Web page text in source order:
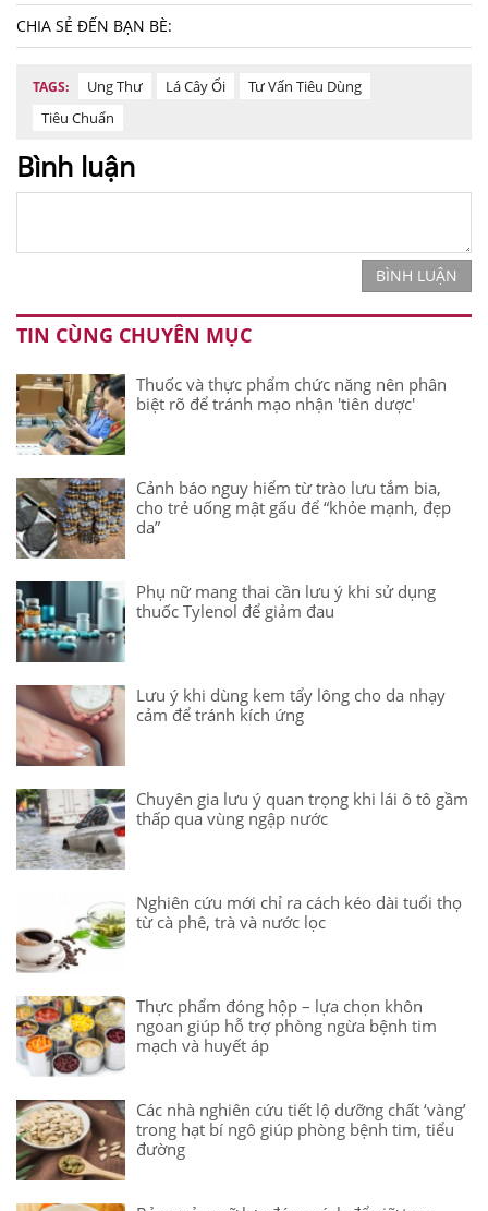
CHIA SẺ ĐẾN BẠN BÈ:
TAGS: Ung Thư Lá Cây Ổi
Tư Vấn Tiêu Dùng
Tiêu Chuẩn
Bình luận
BÌNH LUẬN
TIN CÙNG CHUYÊN MỤC
Thuốc và thực phẩm chức năng nên phân
biệt rõ để tránh mạo nhận 'tiên dược'
Cảnh báo nguy hiểm từ trào lưu tắm bia,
cho trẻ uống mật gấu để “khỏe mạnh, đẹp
da”
Phụ nữ mang thai cần lưu ý khi sử dụng
thuốc Tylenol để giảm đau
Lưu ý khi dùng kem tẩy lông cho da nhạy
cảm để tránh kích ứng
Chuyên gia lưu ý quan trọng khi lái ô tô gầm
thấp qua vùng ngập nước
Nghiên cứu mới chỉ ra cách kéo dài tuổi thọ
từ cà phê, trà và nước lọc
Thực phẩm đóng hộp – lựa chọn khôn
ngoan giúp hỗ trợ phòng ngừa bệnh tim
mạch và huyết áp
Các nhà nghiên cứu tiết lộ dưỡng chất ‘vàng’
trong hạt bí ngô giúp phòng bệnh tim, tiểu
đường